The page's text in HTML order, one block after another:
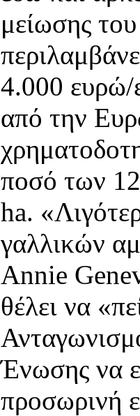
μείωσης
4.000 ευρώ/
από την
ποσό των
ha.
γαλλικών
Annie
θέλει να
Ένωσης να
προσωρινή